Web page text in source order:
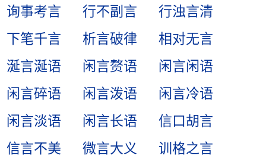
询事考言
行不副言
行浊言清
下笔千言
析言破律
相对无言
涎言涎语
闲言赘语
闲言闲语
闲言碎语
闲言泼语
闲言冷语
闲言淡语
闲言长语
信口胡言
信言不美
微言大义
训格之言